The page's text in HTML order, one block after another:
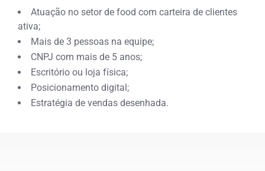
Atuação no setor de food com carteira de clientes
ativa;
Mais de 3 pessoas na equipe;
CNPJ com mais de 5 anos;
Escritório ou loja física;
Posicionamento digital;
Estratégia de vendas desenhada.